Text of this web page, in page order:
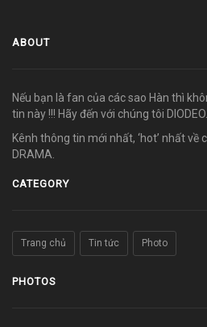
ABOUT
Nếu bạn là fan của các sao Hàn thì
tin này !!! Hãy đến với chúng tôi DIODEO.
Kênh thông tin mới nhất, ‘hot’ nhất về
DRAMA.
CATEGORY
Trang chủ Tin tức Photo
PHOTOS